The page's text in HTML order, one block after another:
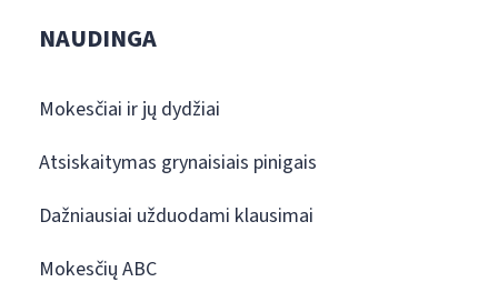
NAUDINGA
Mokesčiai ir jų dydžiai
Atsiskaitymas grynaisiais pinigais
Dažniausiai užduodami klausimai
Mokesčių ABC